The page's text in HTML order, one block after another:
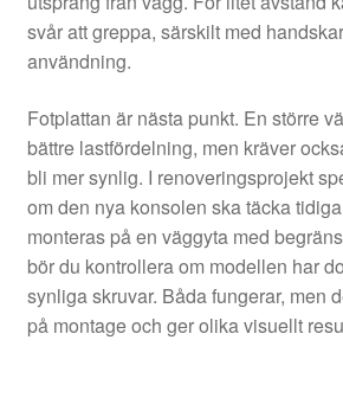
svår att greppa, särskilt med
användning.
Fotplattan är nästa punkt. En större
bättre lastfördelning, men kräver
bli mer synlig. I renoveringsprojekt
om den nya konsolen ska täcka
monteras på en väggyta med
bör du kontrollera om modellen har
synliga skruvar. Båda fungerar, men
på montage och ger olika visuellt